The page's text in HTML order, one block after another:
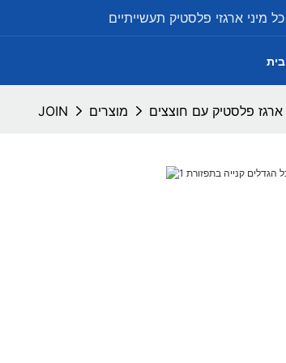
בית
JOIN מוצרים ארגז פלסטיק עם חוצצים